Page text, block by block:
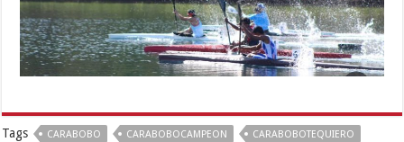
Tags CARABOBO CARABOBOCAMPEON
CARABOBOTEQUIERO